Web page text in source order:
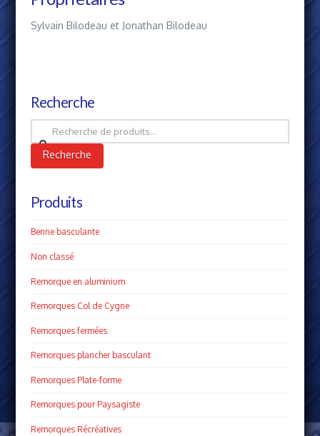
Sylvain Bilodeau et Jonathan Bilodeau
Recherche
pour :
Recherche
Produits
Benne basculante
Non classé
Remorque en aluminium
Remorques Col de Cygne
Remorques fermées
Remorques plancher basculant
Remorques Plate­-forme
Remorques pour Paysagiste
Remorques Récréatives